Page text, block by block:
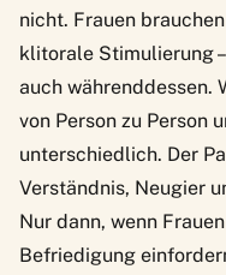
nicht. Frauen
klitorale Stimulierung
auch währenddessen.
von Person zu Person
unterschiedlich. Der
Verständnis, Neugier
Nur dann, wenn
Befriedigung